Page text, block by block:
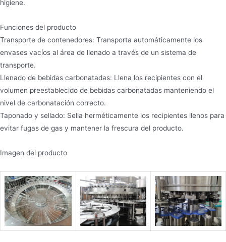
higiene.
Funciones del producto
Transporte de contenedores: Transporta automáticamente los
envases vacíos al área de llenado a través de un sistema de
transporte.
Llenado de bebidas carbonatadas: Llena los recipientes con el
volumen preestablecido de bebidas carbonatadas manteniendo el
nivel de carbonatación correcto.
Taponado y sellado: Sella herméticamente los recipientes llenos para
evitar fugas de gas y mantener la frescura del producto.
Imagen del producto